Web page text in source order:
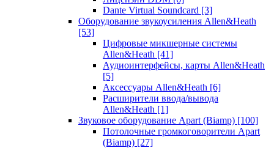
Dante Virtual Soundcard [3]
Оборудование звукоусиления Allen&Heath
[53]
Цифровые микшерные системы
Allen&Heath [41]
Аудиоинтерфейсы, карты Allen&Heath
[5]
Аксессуары Allen&Heath [6]
Расширители ввода/вывода
Allen&Heath [1]
Звуковое оборудование Apart (Biamp) [100]
Потолочные громкоговорители Apart
(Biamp) [27]